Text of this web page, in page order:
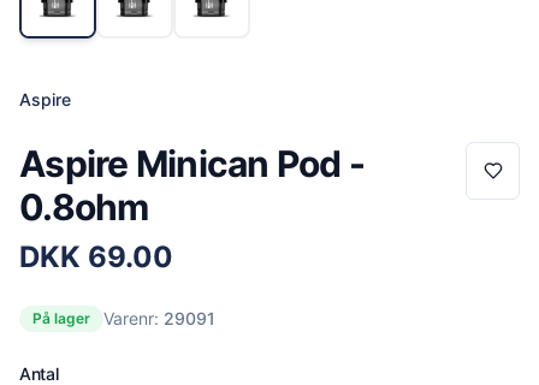
Aspire
Aspire Minican Pod -
0.8ohm
DKK 69.00
På lager Varenr: 29091
Antal